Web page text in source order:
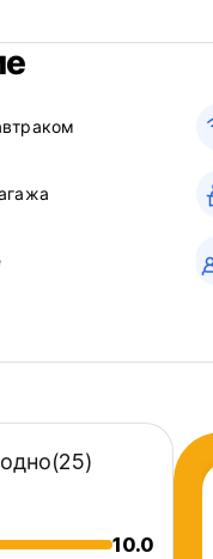
наркотиков.
спиртные напитки
воспользоваться
шума с 23:00
раньше, мы
(25)
10.0